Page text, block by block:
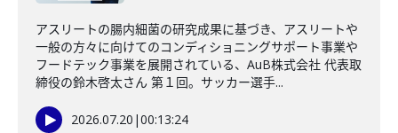
アスリートの腸内細菌の研究成果に基づき、アスリートや
一般の方々に向けてのコンディショニングサポート事業や
フードテック事業を展開されている、AuB株式会社 代表取
締役の鈴木啓太さん 第１回。サッカー選手...
2026.07.20 |00:13:24